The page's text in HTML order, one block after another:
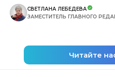
СВЕТЛАНА ЛЕБЕДЕВА
ЗАМЕСТИТЕЛЬ ГЛАВНОГО
Читайте